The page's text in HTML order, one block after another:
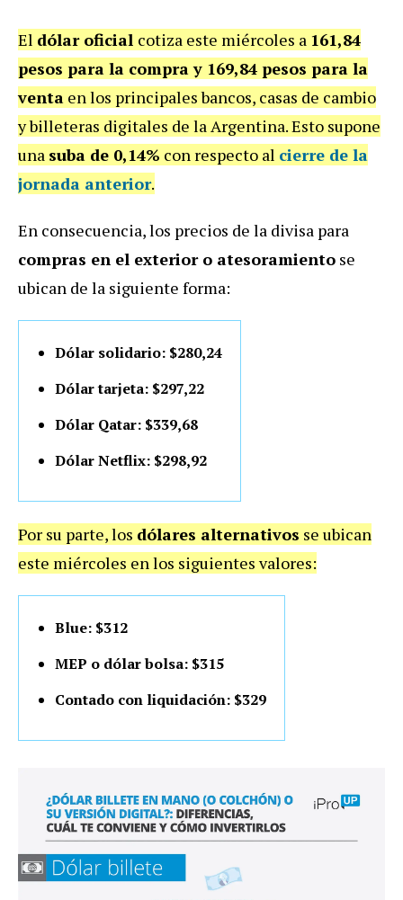
El dólar oficial cotiza este miércoles a 161,84
pesos para la compra y 169,84 pesos para la
venta en los principales bancos, casas de cambio
y billeteras digitales de la Argentina. Esto supone
una suba de 0,14% con respecto al cierre de la
jornada anterior.
En consecuencia, los precios de la divisa para
compras en el exterior o atesoramiento se
ubican de la siguiente forma:
Dólar solidario: $280,24
Dólar tarjeta: $297,22
Dólar Qatar: $339,68
Dólar Netflix: $298,92
Por su parte, los dólares alternativos se ubican
este miércoles en los siguientes valores:
Blue: $312
MEP o dólar bolsa: $315
Contado con liquidación: $329